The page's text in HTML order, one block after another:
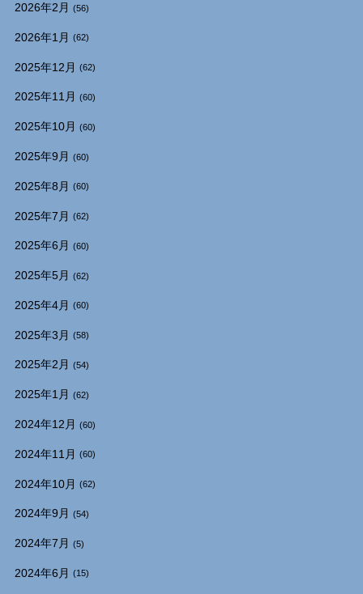
2026年2月 (56)
2026年1月 (62)
2025年12月 (62)
2025年11月 (60)
2025年10月 (60)
2025年9月 (60)
2025年8月 (60)
2025年7月 (62)
2025年6月 (60)
2025年5月 (62)
2025年4月 (60)
2025年3月 (58)
2025年2月 (54)
2025年1月 (62)
2024年12月 (60)
2024年11月 (60)
2024年10月 (62)
2024年9月 (54)
2024年7月 (5)
2024年6月 (15)